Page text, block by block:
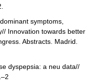
symptoms,
Innovation towards better
Abstracts. Madrid.
dyspepsia: a neu data//